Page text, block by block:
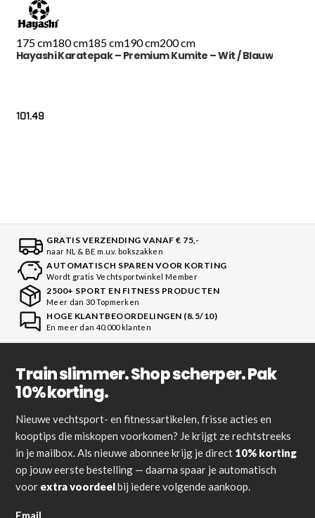
175 cm180 cm185 cm190 cm200 cm
Hayashi Karatepak – Premium Kumite – Wit / Blauw
101.49
GRATIS VERZENDING VANAF € 75,-
naar NL & BE m.u.v. bokszakken
AUTOMATISCH SPAREN VOOR KORTING
Wordt gratis Vechtsportwinkel Member
2500+ SPORT EN FITNESS PRODUCTEN
Meer dan 30 Topmerken
HOGE KLANTBEOORDELINGEN (8.5/10)
En meer dan 40.000 klanten
Train slimmer. Shop scherper. Pak
10% korting.
Nieuwe vechtsport- en fitnessartikelen, frisse acties en
kooptips die miskopen voorkomen? Je krijgt ze rechtstreeks
in je mailbox. Als nieuwe abonnee krijg je direct 10% korting
op jouw eerste bestelling — daarna spaar je automatisch
voor extra voordeelbij iedere volgende aankoop.
Email